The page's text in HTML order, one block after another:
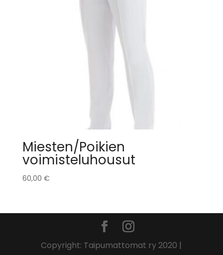
Miesten/Poikien
voimisteluhousut
60,00 €
Copyright: Taipumattomat ry 2020 |